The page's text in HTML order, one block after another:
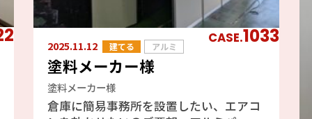
CASE.1033
2025.11.12 建てる アルミ
塗料メーカー様
塗料メーカー様
倉庫に簡易事務所を設置したい、エアコ